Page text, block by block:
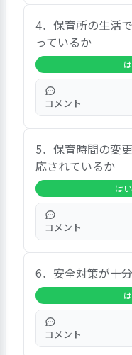
この項目では、
の100.0％を占
でした。また、
もちろんですが
んでいると感じ
た。
4．保育所の生活
っているか
コメント
この項目では、
の96.6％を占め
3.4％、「いいえ
た。また、自由
が多く、行事も
素晴らしいと思
た。
5．保育時間の変
応されているか
は
コメント
この項目では、
の89.7％を占め
0.0％、「いい
た。また、自由
対応していただ
が聞かれました。
6．安全対策が十
コメント